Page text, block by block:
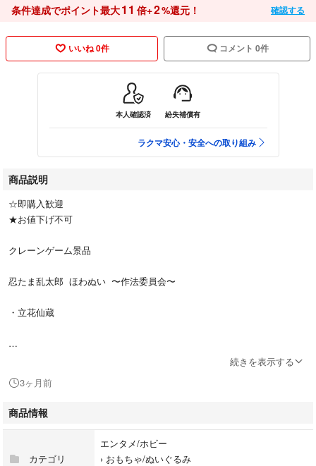
条件達成でポイント最大11 倍+2%還元！ 確認する
いいね 0件 コメント 0件
本人確認済 紛失補償有
ラクマ安心・安全への取り組み
商品説明
☆即購入歓迎
★お値下げ不可
クレーンゲーム景品
忍たま乱太郎 ほわぬい 〜作法委員会〜
・立花仙蔵
ゆうパケットポストminiで発送します。
よろしくお願いいたします。
続きを表示する
3ヶ月前
商品情報
カテゴリ
エンタメ/ホビー
› おもちゃ/ぬいぐるみ